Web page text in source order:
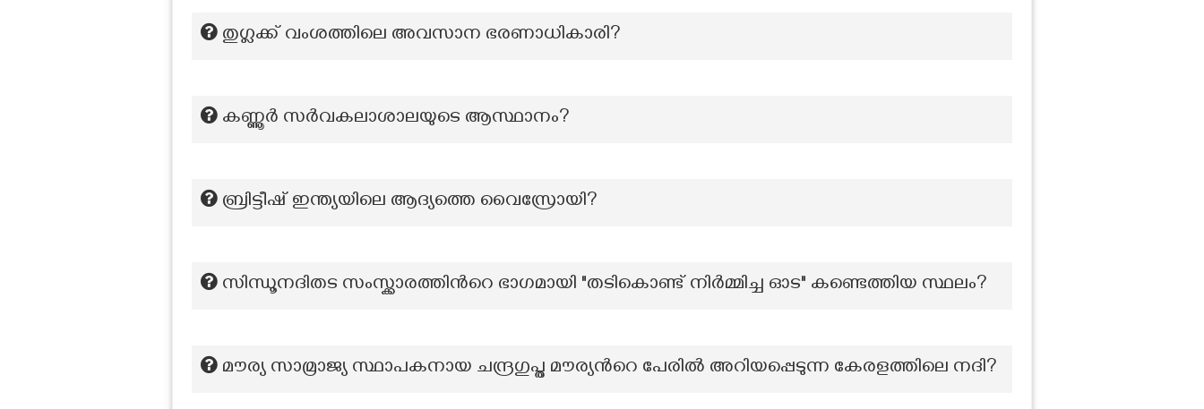
തുഗ്ലക്ക് വംശത്തിലെ അവസാന ഭരണാധികാരി?
കണ്ണൂർ സർവകലാശാലയുടെ ആസ്ഥാനം?
ബ്രിട്ടീഷ് ഇന്ത്യയിലെ ആദ്യത്തെ വൈസ്രോയി?
സിന്ധൂനദിതട സംസ്ക്കാരത്തിന്‍റെ ഭാഗമായി "തടികൊണ്ട് നിർമ്മിച്ച ഓട" കണ്ടെത്തിയ സ്ഥലം?
മൗര്യ സാമ്രാജ്യ സ്ഥാപകനായ ചന്ദ്രഗുപ്ത മൗര്യന്‍റെ പേരിൽ അറിയപ്പെടുന്ന കേരളത്തിലെ നദി?